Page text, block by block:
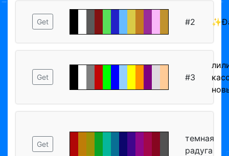
Get #2
Get #3
Get
темная
радуга